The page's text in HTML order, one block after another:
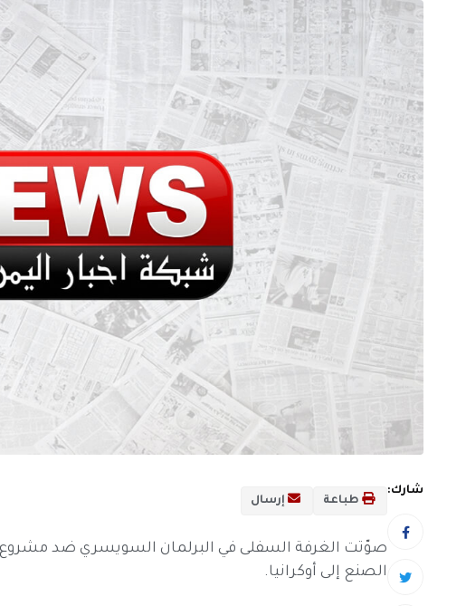
شارك:
طباعة إرسال
صوّتت الغرفة السفلى في البرلمان السويسري ضد
الصنع إلى أوكرانيا.